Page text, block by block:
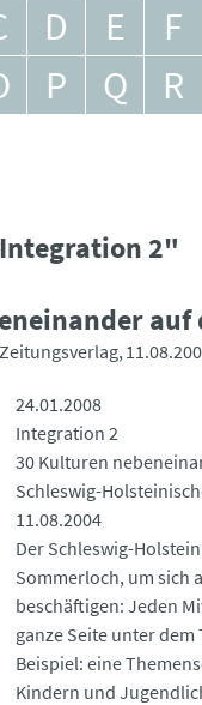
D E F
P Q R
2"
auf
24.01.2008
Integration 2
30 Kulturen
Schleswig-
11.08.2004
Der Schleswig-
Sommerloch, um sich
beschäftigen: Jeden
ganze Seite unter
Beispiel: eine
Kindern und